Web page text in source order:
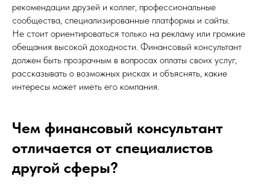
рекомендации друзей и коллег, профессиональные
сообщества, специализированные платформы и сайты.
Не стоит ориентироваться только на рекламу или громкие
обещания высокой доходности. Финансовый консультант
должен быть прозрачным в вопросах оплаты своих услуг,
рассказывать о возможных рисках и объяснять, какие
интересы может иметь его компания.
Чем финансовый консультант
отличается от специалистов
другой сферы?